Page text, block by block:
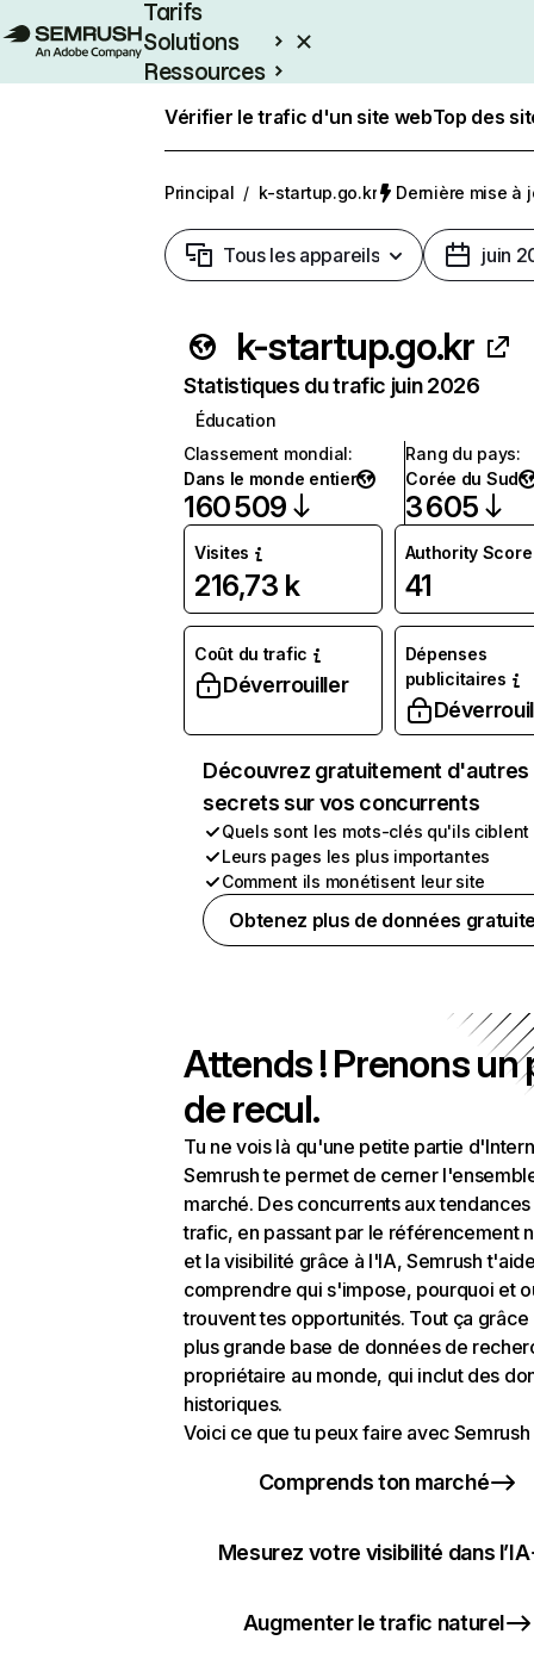
Tarifs
Solutions
Ressources
Vérifier le trafic d'un site webTop des
Principal / k-startup.go.kr Dernière mise à
Tous les appareils juin
k-startup.go.kr
Statistiques du trafic juin 2026
Éducation
Classement mondial:
Dans le monde entier
160 509
Rang du pays:
Corée du Sud
3 605
Visites
216,73 k
Authority Score
41
Coût du trafic
Déverrouiller
Dépenses
publicitaires
Découvrez gratuitement d'autres
secrets sur vos concurrents
Quels sont les mots-clés qu'ils ciblent
Leurs pages les plus importantes
Comment ils monétisent leur site
Obtenez plus de données
Attends ! Prenons un
de recul.
Tu ne vois là qu'une petite partie
Semrush te permet de cerner
marché. Des concurrents aux
trafic, en passant par le référencement
et la visibilité grâce à l'IA, Semrush
comprendre qui s'impose, pourquoi et
trouvent tes opportunités. Tout ça grâce
plus grande base de données de
propriétaire au monde, qui inclut des
historiques.
Voici ce que tu peux faire avec Semrush
Comprends ton marché
Mesurez votre visibilité dans l’IA
Augmenter le trafic naturel